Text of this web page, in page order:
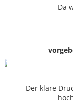
Da
Der klare